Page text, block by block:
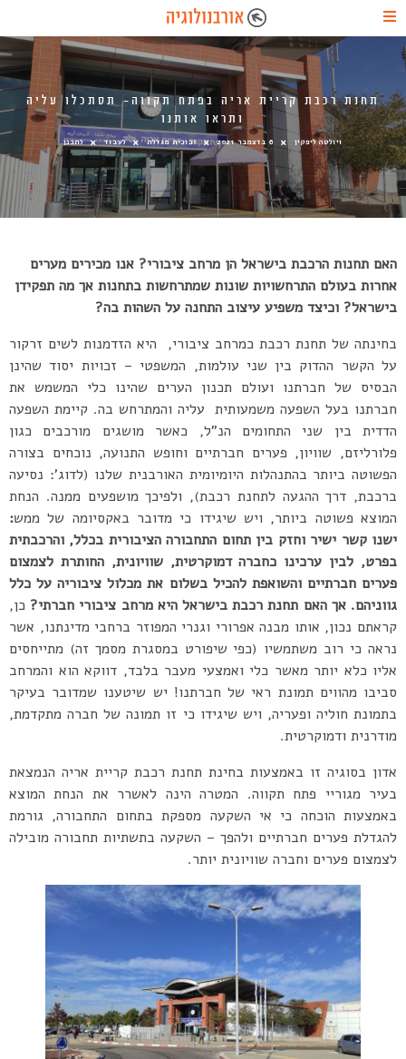
תחנת רכבת קריית אריה בפתח תקווה- תסתכלו עליה
ותראו אותנו
ויולטה ליפקין 6 בדצמבר 2021 זכוכית מגדלת לעבוד לתכנן
האם תחנות הרכבת בישראל הן מרחב ציבורי? אנו מכירים מערים
אחרות בעולם התרחשויות שונות שמתרחשות בתחנות אך מה תפקידן
בישראל? וכיצד משפיע עיצוב התחנה על השהות בה?
בחינתה של תחנת רכבת כמרחב ציבורי, היא הזדמנות לשים זרקור
על הקשר ההדוק בין שני עולמות, המשפטי – זכויות יסוד שהינן
הבסיס של חברתנו ועולם תכנון הערים שהינו כלי המשמש את
חברתנו בעל השפעה משמעותית עליה והמתרחש בה. קיימת השפעה
הדדית בין שני התחומים הנ”ל, כאשר מושגים מורכבים כגון
פלורליזם, שוויון, פערים חברתיים וחופש התנועה, נוכחים בצורה
הפשוטה ביותר בהתנהלות היומיומית האורבנית שלנו (לדוג’: נסיעה
ברכבת, דרך ההגעה לתחנת רכבת), ולפיכך מושפעים ממנה. הנחת
המוצא פשוטה ביותר, ויש שיגידו כי מדובר באקסיומה של ממש:
ישנו קשר ישיר וחזק בין תחום התחבורה הציבורית בכלל, והרכבתית
בפרט, לבין ערכינו כחברה דמוקרטית, שוויונית, החותרת לצמצום
פערים חברתיים והשואפת להכיל בשלום את מכלול ציבוריה על כלל
גווניהם. אך האם תחנת רכבת בישראל היא מרחב ציבורי חברתי? כן,
קראתם נכון, אותו מבנה אפרורי וגנרי המפוזר ברחבי מדינתנו, אשר
נראה כי רוב משתמשיו (כפי שיפורט במסגרת מסמך זה) מתייחסים
אליו כלא יותר מאשר כלי ואמצעי מעבר בלבד, דווקא הוא והמרחב
סביבו מהווים תמונת ראי של חברתנו! יש שיטענו שמדובר בעיקר
בתמונת חוליה ופעריה, ויש שיגידו כי זו תמונה של חברה מתקדמת,
מודרנית ודמוקרטית.
אדון בסוגיה זו באמצעות בחינת תחנת רכבת קריית אריה הנמצאת
בעיר מגוריי פתח תקווה. המטרה הינה לאשרר את הנחת המוצא
באמצעות הוכחה כי אי השקעה מספקת בתחום התחבורה, גורמת
להגדלת פערים חברתיים ולהפך – השקעה בתשתיות תחבורה מובילה
לצמצום פערים וחברה שוויונית יותר.